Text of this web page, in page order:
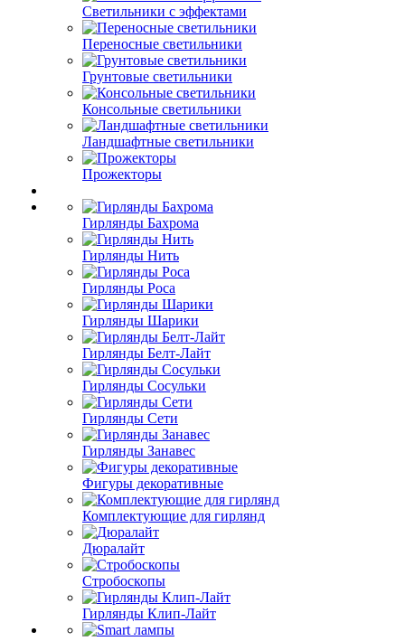
Светильники с эффектами
Переносные светильники
Грунтовые светильники
Консольные светильники
Ландшафтные светильники
Прожекторы
Гирлянды Бахрома
Гирлянды Нить
Гирлянды Роса
Гирлянды Шарики
Гирлянды Белт-Лайт
Гирлянды Сосульки
Гирлянды Сети
Гирлянды Занавес
Фигуры декоративные
Комплектующие для гирлянд
Дюралайт
Стробоскопы
Гирлянды Клип-Лайт